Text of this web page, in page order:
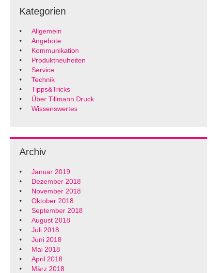
Kategorien
Allgemein
Angebote
Kommunikation
Produktneuheiten
Service
Technik
Tipps&Tricks
Über Tillmann Druck
Wissenswertes
Archiv
Januar 2019
Dezember 2018
November 2018
Oktober 2018
September 2018
August 2018
Juli 2018
Juni 2018
Mai 2018
April 2018
März 2018